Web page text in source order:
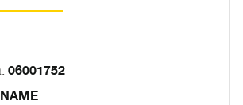
06001752